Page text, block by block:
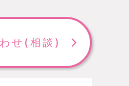
せ (相談)